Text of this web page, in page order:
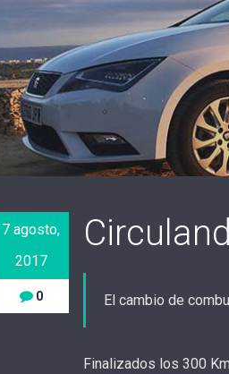
7 agosto,
2017
0 El cambio de
Finalizados los 300